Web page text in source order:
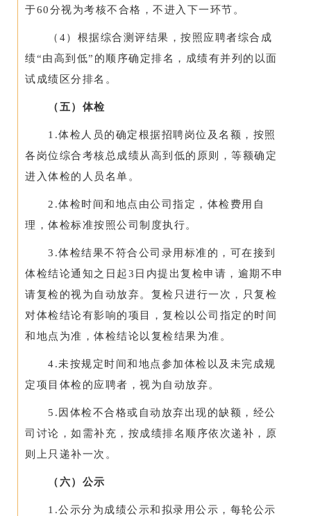
于60分视为考核不合格，不进入下一环节。
（4）根据综合测评结果，按照应聘者综合成
绩“由高到低”的顺序确定排名，成绩有并列的以面
试成绩区分排名。
（五）体检
1.体检人员的确定根据招聘岗位及名额，按照
各岗位综合考核总成绩从高到低的原则，等额确定
进入体检的人员名单。
2.体检时间和地点由公司指定，体检费用自
理，体检标准按照公司制度执行。
3.体检结果不符合公司录用标准的，可在接到
体检结论通知之日起3日内提出复检申请，逾期不申
请复检的视为自动放弃。复检只进行一次，只复检
对体检结论有影响的项目，复检以公司指定的时间
和地点为准，体检结论以复检结果为准。
4.未按规定时间和地点参加体检以及未完成规
定项目体检的应聘者，视为自动放弃。
5.因体检不合格或自动放弃出现的缺额，经公
司讨论，如需补充，按成绩排名顺序依次递补，原
则上只递补一次。
（六）公示
1.公示分为成绩公示和拟录用公示，每轮公示